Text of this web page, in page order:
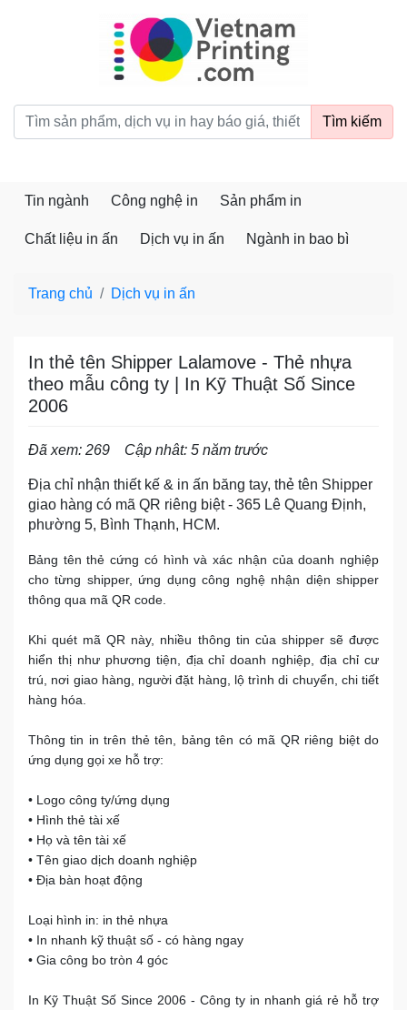
vietnamprinting.com
Tìm kiếm
Tin ngành Công nghệ in Sản phẩm in
Chất liệu in ấn Dịch vụ in ấn Ngành in bao bì
Trang chủ Dịch vụ in ấn
In thẻ tên Shipper Lalamove - Thẻ nhựa
theo mẫu công ty | In Kỹ Thuật Số Since
2006
Đã xem: 269 Cập nhât: 5 năm trước
Địa chỉ nhận thiết kế & in ấn băng tay, thẻ tên Shipper
giao hàng có mã QR riêng biệt - 365 Lê Quang Định,
phường 5, Bình Thạnh, HCM.
Bảng tên thẻ cứng có hình và xác nhận của doanh nghiệp
cho từng shipper, ứng dụng công nghệ nhận diện shipper
thông qua mã QR code.
Khi quét mã QR này, nhiều thông tin của shipper sẽ được
hiển thị như phương tiện, địa chỉ doanh nghiệp, địa chỉ cư
trú, nơi giao hàng, người đặt hàng, lộ trình di chuyển, chi tiết
hàng hóa.
Thông tin in trên thẻ tên, bảng tên có mã QR riêng biệt do
ứng dụng gọi xe hỗ trợ:
• Logo công ty/ứng dụng
• Hình thẻ tài xế
• Họ và tên tài xế
• Tên giao dịch doanh nghiệp
• Địa bàn hoạt động
Loại hình in: in thẻ nhựa
• In nhanh kỹ thuật số - có hàng ngay
• Gia công bo tròn 4 góc
In Kỹ Thuật Số Since 2006 - Công ty in nhanh giá rẻ hỗ trợ